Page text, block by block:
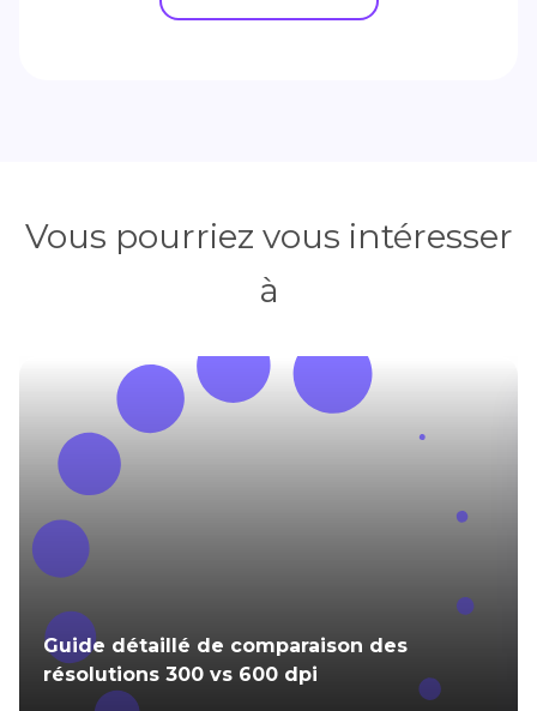
Vous pourriez vous intéresser
à
Guide détaillé de comparaison des
résolutions 300 vs 600 dpi